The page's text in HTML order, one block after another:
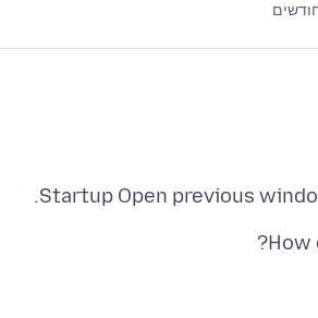
Startup Open previous
How